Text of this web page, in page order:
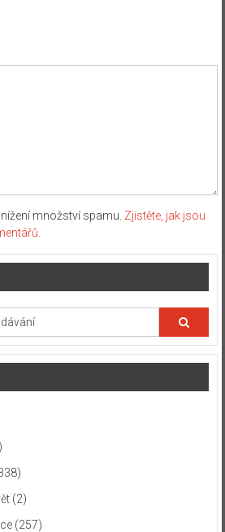
množství spamu. Zjistěte, jak jsou
(2)
(257)